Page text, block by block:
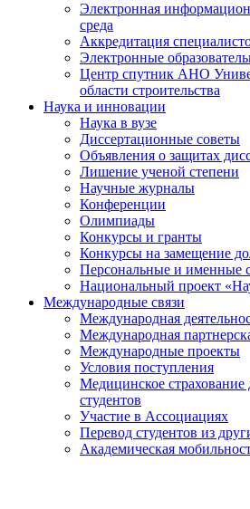
Электронная
среда
Аккредитация
Электронные
Центр спутник АНО
области строительства
Наука и инновации
Наука в вузе
Диссертационные советы
Объявления о защитах
Лишение ученой степени
Научные журналы
Конференции
Олимпиады
Конкурсы и гранты
Конкурсы на замещение
Персональные и именные
Национальный проект
Международные связи
Международная
Международная
Международные проекты
Условия поступления
Медицинское
студентов
Участие в Ассоциациях
Перевод студентов из
Академическая